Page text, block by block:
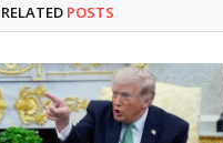
RELATED POSTS